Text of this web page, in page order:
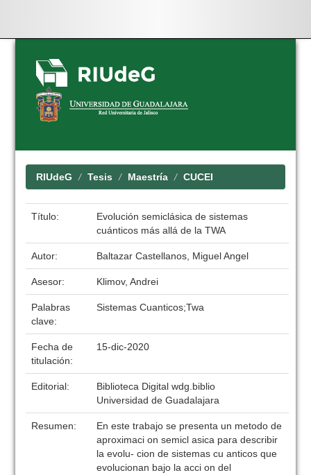
Skip
navigation
RIUdeG Tesis Maestría CUCEI
Título:
Evolución semiclásica de sistemas
cuánticos más allá de la TWA
Autor: Baltazar Castellanos, Miguel Angel
Asesor: Klimov, Andrei
Palabras
clave:
Sistemas Cuanticos;Twa
Fecha de
titulación:
15-dic-2020
Editorial:
Biblioteca Digital wdg.biblio
Universidad de Guadalajara
Resumen:
En este trabajo se presenta un metodo de
aproximaci on semicl asica para describir
la evolu- cion de sistemas cu anticos que
evolucionan bajo la acci on del